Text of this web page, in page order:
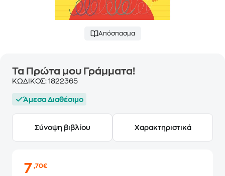
Απόσπασμα
Τα Πρώτα μου Γράμματα!
ΚΩΔΙΚΟΣ: 1822365
Άμεσα Διαθέσιμο
Σύνοψη βιβλίου Χαρακτηριστικά
7,70€